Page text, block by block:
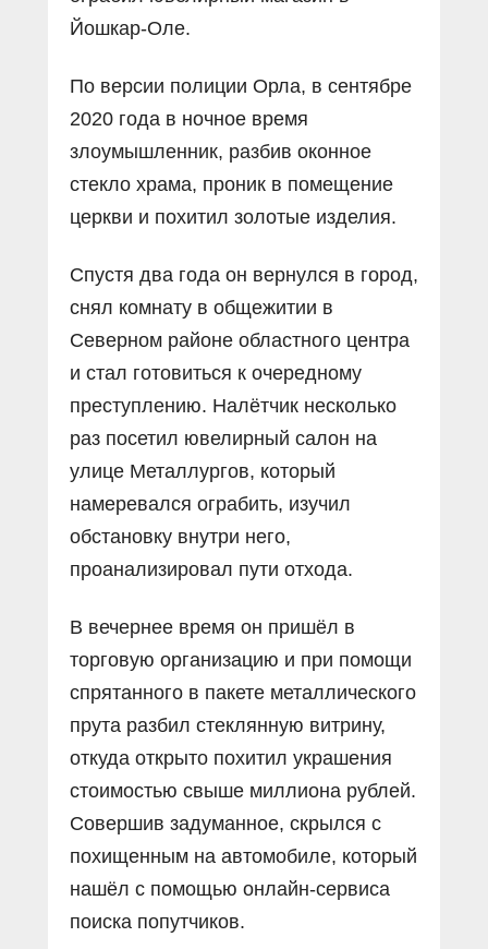
Йошкар-Оле.
По версии полиции Орла, в сентябре
2020 года в ночное время
злоумышленник, разбив оконное
стекло храма, проник в помещение
церкви и похитил золотые изделия.
Спустя два года он вернулся в город,
снял комнату в общежитии в
Северном районе областного центра
и стал готовиться к очередному
преступлению. Налётчик несколько
раз посетил ювелирный салон на
улице Металлургов, который
намеревался ограбить, изучил
обстановку внутри него,
проанализировал пути отхода.
В вечернее время он пришёл в
торговую организацию и при помощи
спрятанного в пакете металлического
прута разбил стеклянную витрину,
откуда открыто похитил украшения
стоимостью свыше миллиона рублей.
Совершив задуманное, скрылся с
похищенным на автомобиле, который
нашёл с помощью онлайн-сервиса
поиска попутчиков.